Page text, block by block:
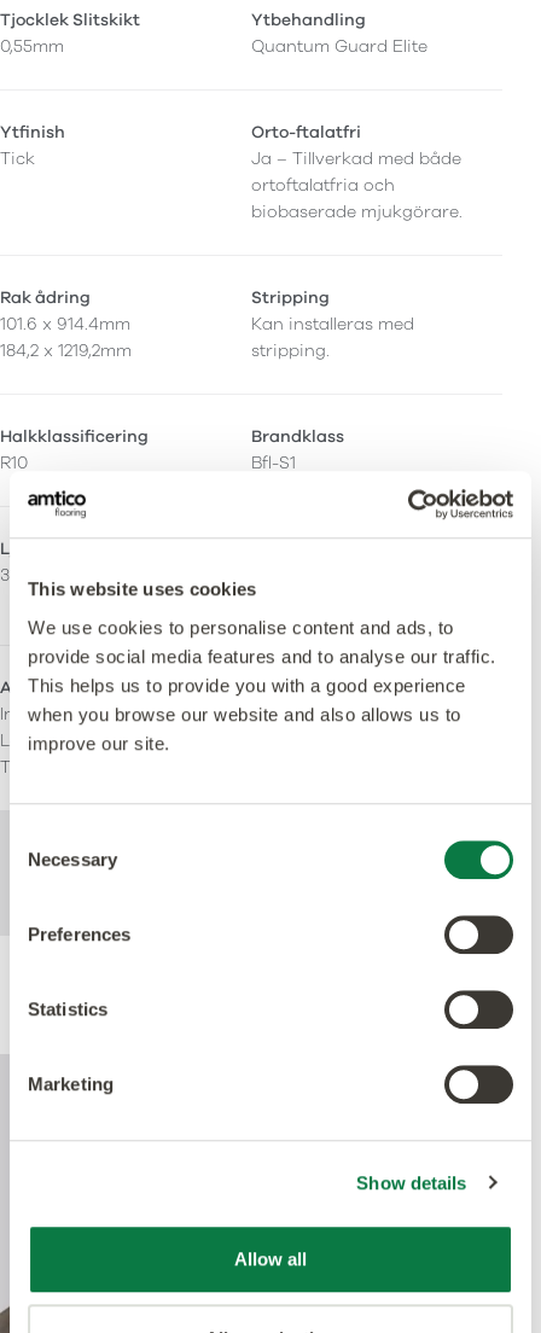
This website uses cookies
We use cookies to personalise content and ads, to
provide social media features and to analyse our traffic.
This helps us to provide you with a good experience
when you browse our website and also allows us to
improve our site.
Selection
Necessary
Preferences
Statistics
Marketing
Show details
Allow all
Tjocklek Slitskikt
0,55mm
Ytbehandling
Quantum Guard Elite
Ytfinish
Tick
Orto-ftalatfri
Ja – Tillverkad med både
ortoftalatfria och
biobaserade mjukgörare.
Rak ådring
101.6 x 914.4mm
184,2 x 1219,2mm
Stripping
Kan installeras med
stripping.
Halkklassificering
R10
Brandklass
Bfl-S1
Ljusreflektionsvärde (Y)
31
Indoor Air Comfort Gold
Användningsområde
Inhemsk
Lätt kommersiell
Tung Kommersiell
produkt, se specifikationsdokumentet som